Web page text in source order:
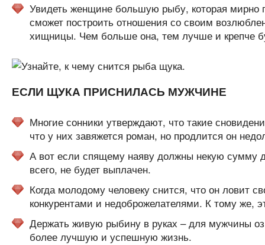
Увидеть женщине большую рыбу, которая мирно
сможет построить отношения со своим
хищницы. Чем больше она, тем лучше и крепче
ЕСЛИ ЩУКА ПРИСНИЛАСЬ МУЖЧИНЕ
Многие сонники утверждают, что такие
что у них завяжется роман, но продлится он
А вот если спящему наяву должны некую сумму
всего, не будет выплачен.
Когда молодому человеку снится, что он ловит
конкурентами и недоброжелателями. К тому же,
Держать живую рыбину в руках – для мужчины
более лучшую и успешную жизнь.